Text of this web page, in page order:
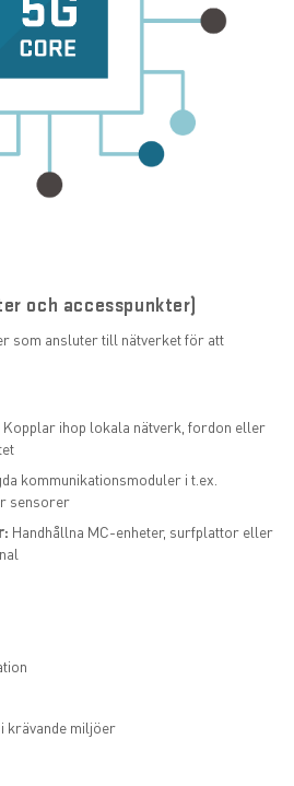
och accesspunkter)
som ansluter till nätverket för att
Kopplar ihop lokala nätverk, fordon eller
kommunikationsmoduler i t.ex.
sensorer
Handhållna MC-enheter, surfplattor eller
krävande miljöer